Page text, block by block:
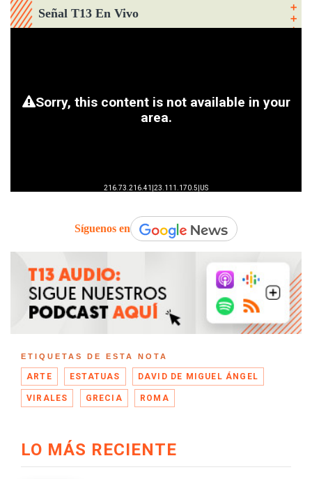
Señal T13 En Vivo
Síguenos en
ETIQUETAS DE ESTA NOTA
ARTE ESTATUAS DAVID DE MIGUEL ÁNGEL
VIRALES GRECIA ROMA
LO MÁS RECIENTE